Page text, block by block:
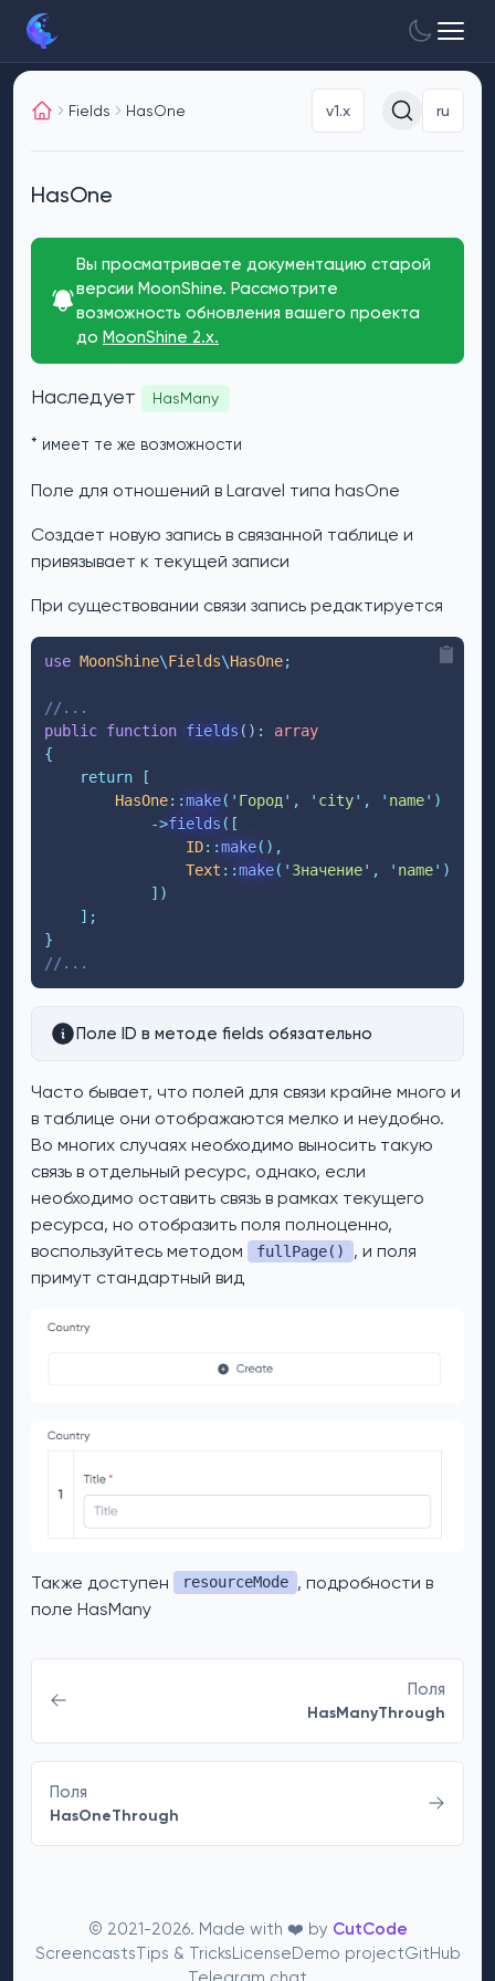
Fields HasOne v1.x ru
HasOne
Вы просматриваете документацию старой
версии MoonShine. Рассмотрите
возможность обновления вашего проекта
до MoonShine 2.x.
Наследует HasMany
* имеет те же возможности
Поле для отношений в Laravel типа hasOne
Создает новую запись в связанной таблице и
привязывает к текущей записи
При существовании связи запись редактируется
use MoonShine\Fields\HasOne;
//...
public function fields () :
array
{
return
[
HasOne::make( ' Город ' , ' city' , ' name' )
->fields ([
ID::make(),
Text ::make( ' Значение' , ' name' ),
])
];
}
//...
Поле ID в методе fields обязательно
Часто бывает, что полей для связи крайне много и
в таблице они отображаются мелко и неудобно.
Во многих случаях необходимо выносить такую
связь в отдельный ресурс, однако, если
необходимо оставить связь в рамках текущего
ресурса, но отобразить поля полноценно,
воспользуйтесь методом
fullPage()
, и поля
примут стандартный вид
Также доступен resourceMode , подробности в
поле HasMany
Поля
HasManyThrough
Поля
HasOneThrough
© 2021-2026. Made with ❤️ by CutCode
ScreencastsTips & TricksLicenseDemo projectGitHub